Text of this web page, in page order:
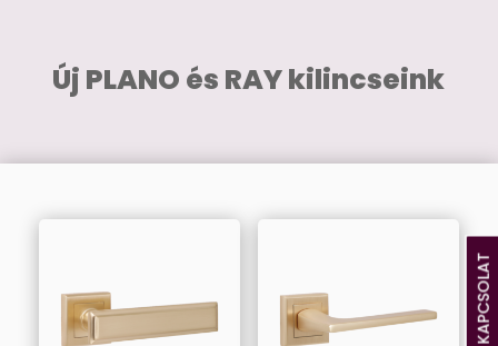
Új PLANO és RAY kilincseink
KAPCSOLAT